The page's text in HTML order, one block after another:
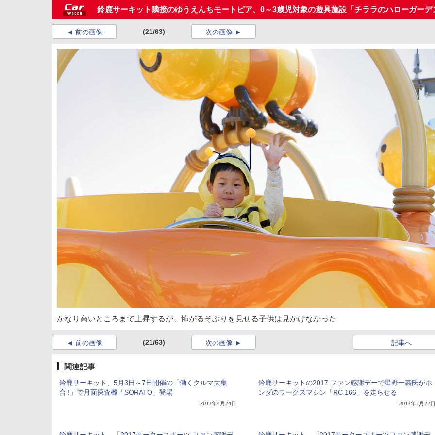
鈴鹿サーキット隣接のゆうえんちモートピア、0～3歳児対象の遊具施設「チララのハローガー
前の画像 (21/63) 次の画像
かなり高いところまで上昇するが、怖がるそぶりを見せる子供は見かけなかった
前の画像 (21/63) 次の画像 記事へ
関連記事
鈴鹿サーキット、5月3日～7日開催の「働くクルマ大集
合!!」で月面探査機「SORATO」登場
2017年4月24日
鈴鹿サーキットの2017 ファン感謝デーで星野一義氏がホ
ンダのワークスマシン「RC 166」を走らせる
2017年2月22日